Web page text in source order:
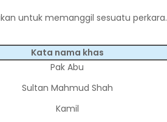
untuk memanggil sesuatu perkara.
Kata nama khas
Pak Abu
Sultan Mahmud Shah
Kamil